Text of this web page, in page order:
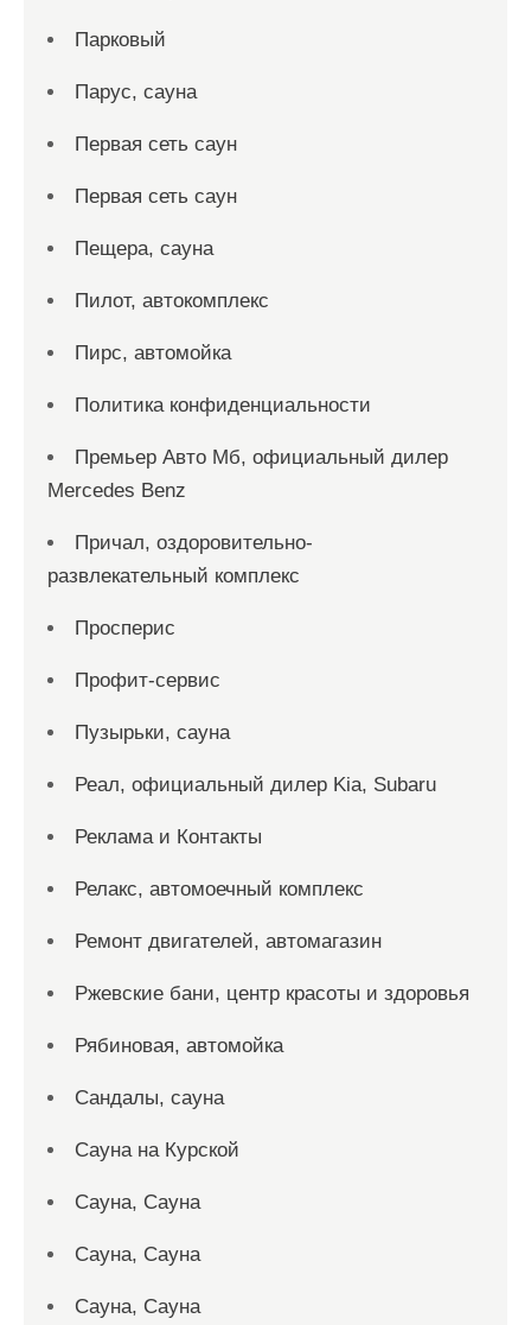
Парковый
Парус, сауна
Первая сеть саун
Первая сеть саун
Пещера, сауна
Пилот, автокомплекс
Пирс, автомойка
Политика конфиденциальности
Премьер Авто Мб, официальный дилер
Mercedes Benz
Причал, оздоровительно-
развлекательный комплекс
Просперис
Профит-сервис
Пузырьки, сауна
Реал, официальный дилер Kia, Subaru
Реклама и Контакты
Релакс, автомоечный комплекс
Ремонт двигателей, автомагазин
Ржевские бани, центр красоты и здоровья
Рябиновая, автомойка
Сандалы, сауна
Сауна на Курской
Сауна, Сауна
Сауна, Сауна
Сауна, Сауна